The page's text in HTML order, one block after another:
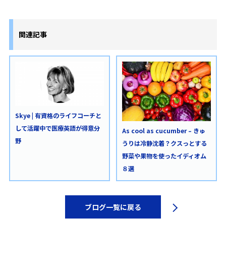
関連記事
Skye | 有資格のライフコーチと
して活躍中で医療英語が得意分
野
As cool as cucumber – きゅ
うりは冷静沈着？クスっとする
野菜や果物を使ったイディオム
８選
ブログ一覧に戻る